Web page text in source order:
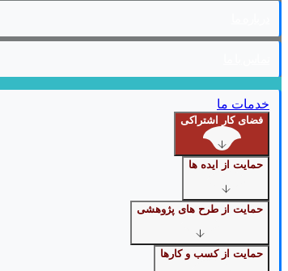
خدمات ما
فضای کار اشتراکی
حمایت از ایده ها
حمایت از طرح های پژوهشی
حمایت از کسب و کارها